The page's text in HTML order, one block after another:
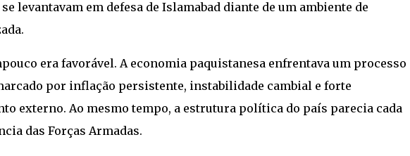
levantavam em defesa de Islamabad diante de um ambiente de
era favorável. A economia paquistanesa enfrentava um processo
por inflação persistente, instabilidade cambial e forte
externo. Ao mesmo tempo, a estrutura política do país parecia cada
das Forças Armadas.